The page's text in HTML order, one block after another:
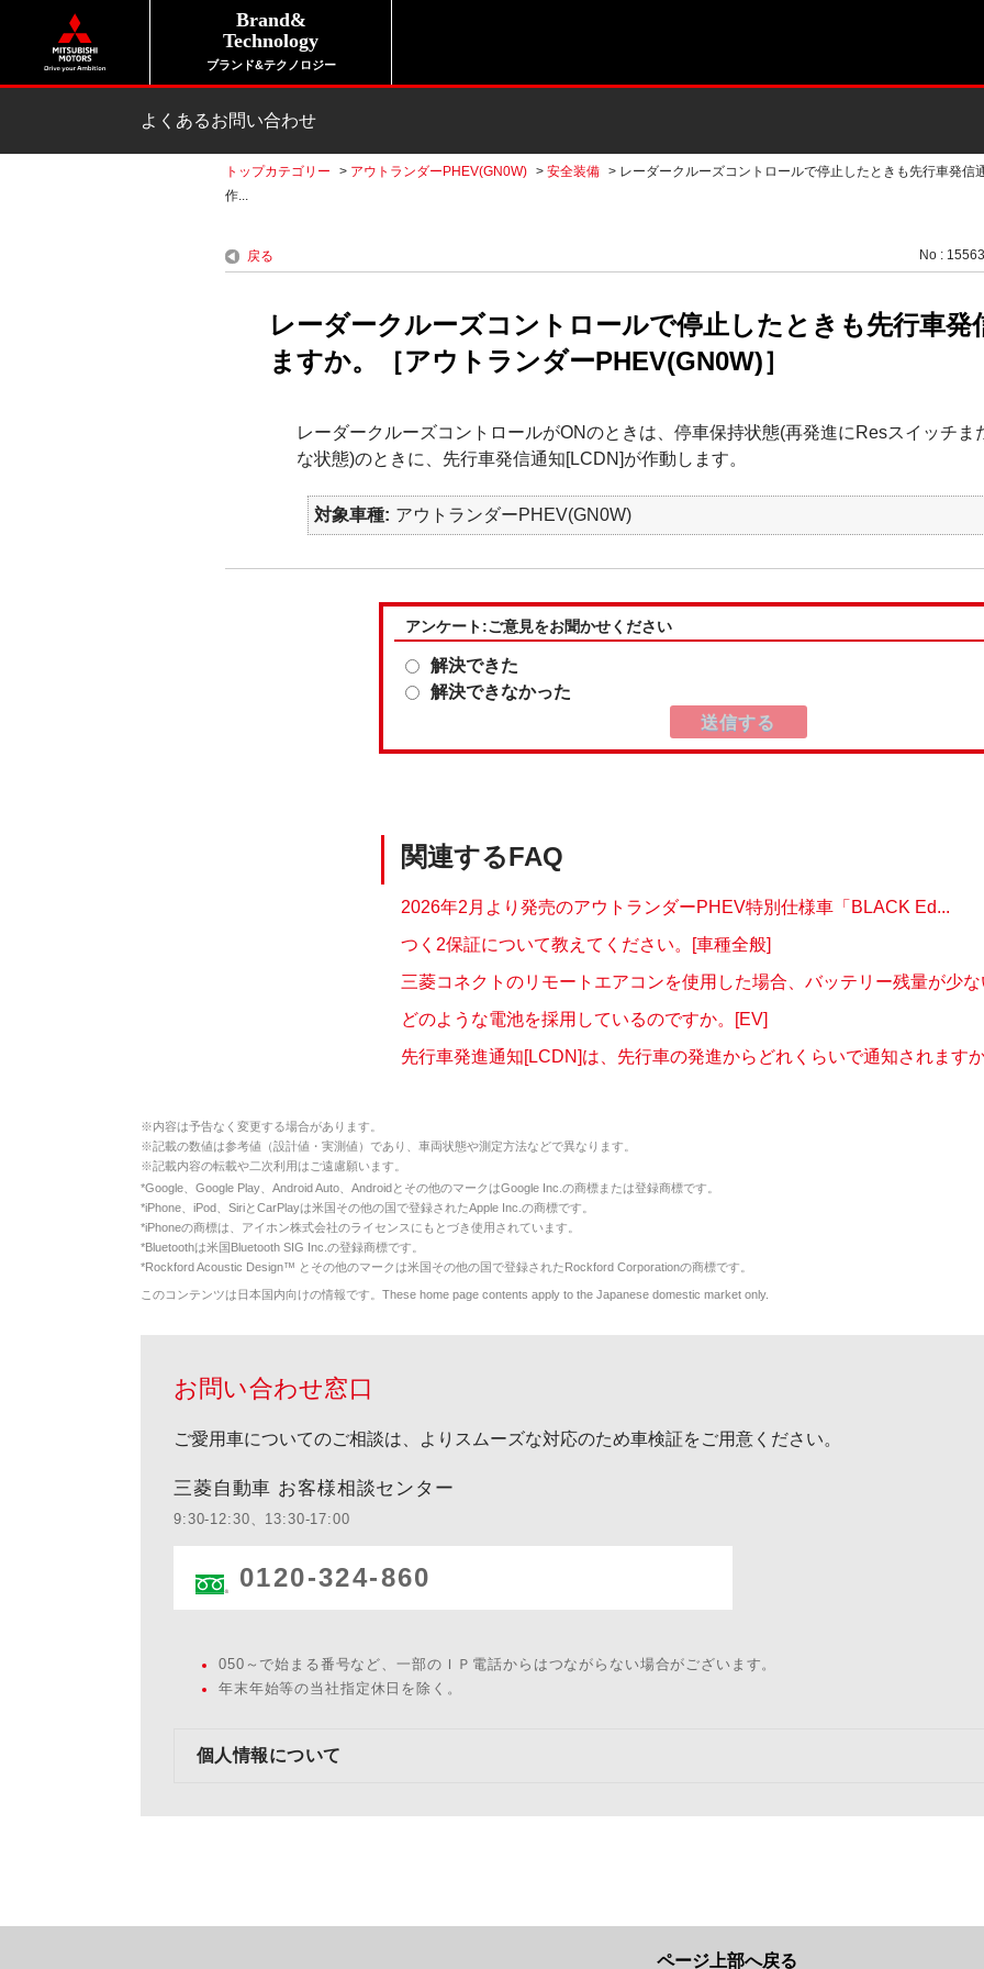
Brand&
Technology
ブランド&テクノロジー
よくあるお問い合わせ
トップカテゴリー > アウトランダーPHEV(GN0W) > 安全装備 > レーダークルーズコントロールで停止したときも先行車発信
作...
戻る No : 15563
レーダークルーズコントロールで停止したときも先行車発
ますか。［アウトランダーPHEV(GN0W)］
レーダークルーズコントロールがONのときは、停車保持状態(再発進にResスイッチま
な状態)のときに、先行車発信通知[LCDN]が作動します。
対象車種 アウトランダーPHEV(GN0W)
アンケート:ご意見をお聞かせください
解決できた
解決できなかった
関連するFAQ
2026年2月より発売のアウトランダーPHEV特別仕様車「BLACK Ed...
つく2保証について教えてください。[車種全般]
三菱コネクトのリモートエアコンを使用した場合、バッテリー残量が少な
どのような電池を採用しているのですか。[EV]
先行車発進通知[LCDN]は、先行車の発進からどれくらいで通知されます
※内容は予告なく変更する場合があります。
※記載の数値は参考値（設計値・実測値）であり、車両状態や測定方法などで異なります。
※記載内容の転載や二次利用はご遠慮願います。
*Google、Google Play、Android Auto、Androidとその他のマークはGoogle Inc.の商標または登録商標です。
*iPhone、iPod、SiriとCarPlayは米国その他の国で登録されたApple Inc.の商標です。
*iPhoneの商標は、アイホン株式会社のライセンスにもとづき使用されています。
*Bluetoothは米国Bluetooth SIG Inc.の登録商標です。
*Rockford Acoustic Design™ とその他のマークは米国その他の国で登録されたRockford Corporationの商標です。
このコンテンツは日本国内向けの情報です。These home page contents apply to the Japanese domestic market only.
お問い合わせ窓口
ご愛用車についてのご相談は、よりスムーズな対応のため車検証をご用意ください。
三菱自動車 お客様相談センター
9:30-12:30、13:30-17:00
0120-324-860
050～で始まる番号など、一部のＩＰ電話からはつながらない場合がございます。
年末年始等の当社指定休日を除く。
個人情報について
ページ上部へ戻る